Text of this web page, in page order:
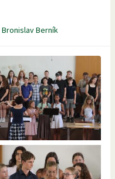
Bronislav Berník